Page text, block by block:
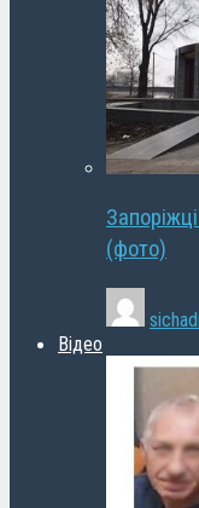
(фото)
Відео